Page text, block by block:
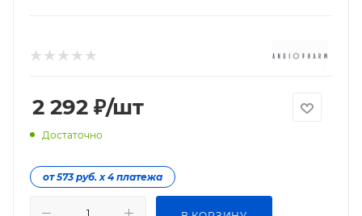
2 292 ₽/шт
Достаточно
от 573 руб. х 4 платежа